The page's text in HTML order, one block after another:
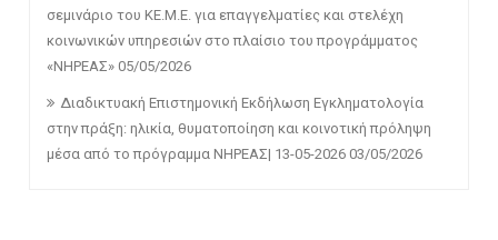
σεμινάριο του ΚΕ.Μ.Ε. για επαγγελματίες και στελέχη
κοινωνικών υπηρεσιών στο πλαίσιο του προγράμματος
«ΝΗΡΕΑΣ» 05/05/2026
Διαδικτυακή Επιστημονική Εκδήλωση Εγκληματολογία
στην πράξη: ηλικία, θυματοποίηση και κοινοτική πρόληψη
μέσα από το πρόγραμμα ΝΗΡΕΑΣ| 13-05-2026 03/05/2026